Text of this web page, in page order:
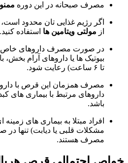
مصرف صبحانه در این دوره
اگر رژیم غذایی تان محدود
از مولتی ویتامین ها استفاده کنید.
در صورت مصرف داروهای خاص
بیوتیک ها یا داروهای آرام بخش،
تا ۶ ساعت) رعایت شود.
مصرف همزمان این قرص با
داروهای مرتبط با بیماری های
باشد.
افراد مبتلا به بیماری های
مشکلات قلبی یا دیابت) تنها در
مصرف هستند.